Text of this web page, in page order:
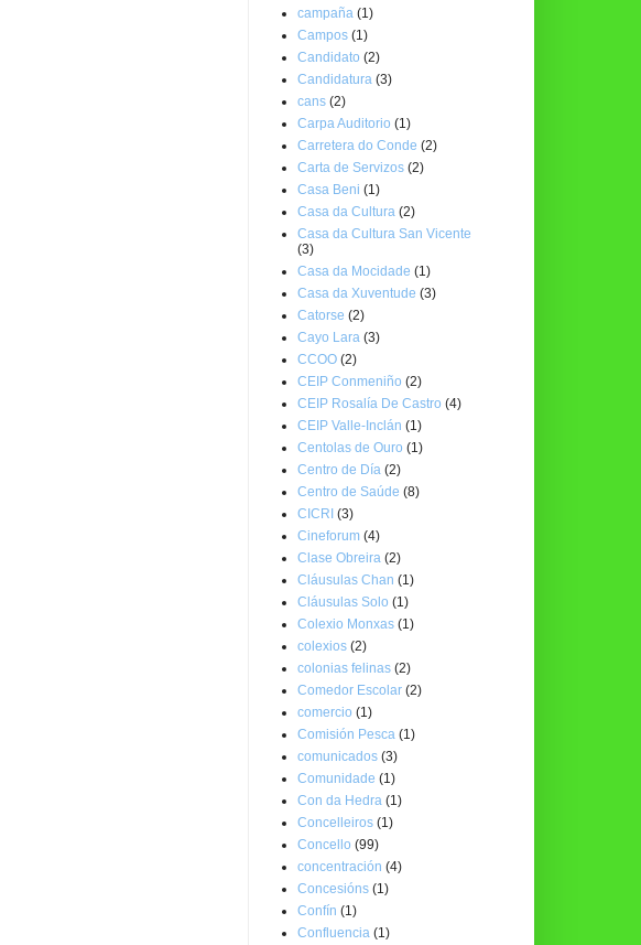
campaña (1)
Campos (1)
Candidato (2)
Candidatura (3)
cans (2)
Carpa Auditorio (1)
Carretera do Conde (2)
Carta de Servizos (2)
Casa Beni (1)
Casa da Cultura (2)
Casa da Cultura San Vicente
(3)
Casa da Mocidade (1)
Casa da Xuventude (3)
Catorse (2)
Cayo Lara (3)
CCOO (2)
CEIP Conmeniño (2)
CEIP Rosalía De Castro (4)
CEIP Valle-Inclán (1)
Centolas de Ouro (1)
Centro de Día (2)
Centro de Saúde (8)
CICRI (3)
Cineforum (4)
Clase Obreira (2)
Cláusulas Chan (1)
Cláusulas Solo (1)
Colexio Monxas (1)
colexios (2)
colonias felinas (2)
Comedor Escolar (2)
comercio (1)
Comisión Pesca (1)
comunicados (3)
Comunidade (1)
Con da Hedra (1)
Concelleiros (1)
Concello (99)
concentración (4)
Concesións (1)
Confín (1)
Confluencia (1)